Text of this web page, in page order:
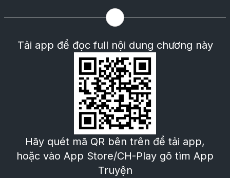
Tải app để đọc full nội dung chương này
Hãy quét mã QR bên trên để tải app,
hoặc vào App Store/CH-Play gõ tìm App
Truyện